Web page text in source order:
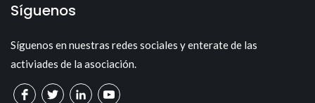
Síguenos
Síguenos en nuestras redes sociales y enterate de las
activiades de la asociación.